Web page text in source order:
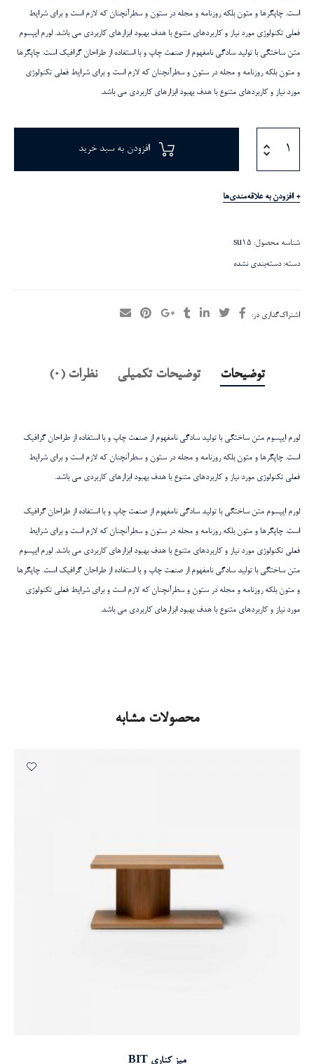
است. چاپگرها و متون بلکه روزنامه و مجله در ستون و سطرآنچنان که لازم است و برای شرایط
فعلی تکنولوژی مورد نیاز و کاربردهای متنوع با هدف بهبود ابزارهای کاربردی می باشد. لورم ایپسوم
متن ساختگی با تولید سادگی نامفهوم از صنعت چاپ و با استفاده از طراحان گرافیک است. چاپگرها
و متون بلکه روزنامه و مجله در ستون و سطرآنچنان که لازم است و برای شرایط فعلی تکنولوژی
مورد نیاز و کاربردهای متنوع با هدف بهبود ابزارهای کاربردی می باشد.
افزودن به سبد خرید
افزودن به علاقه‌مندی‌ها
شناسه محصول: su15
دسته:دسته‌بندی نشده
اشتراک‌گذاری در:
توضیحات توضیحات تکمیلی نظرات (0)
لورم ایپسوم متن ساختگی با تولید سادگی نامفهوم از صنعت چاپ و با استفاده از طراحان گرافیک
است. چاپگرها و متون بلکه روزنامه و مجله در ستون و سطرآنچنان که لازم است و برای شرایط
فعلی تکنولوژی مورد نیاز و کاربردهای متنوع با هدف بهبود ابزارهای کاربردی می باشد.
لورم ایپسوم متن ساختگی با تولید سادگی نامفهوم از صنعت چاپ و با استفاده از طراحان گرافیک
است. چاپگرها و متون بلکه روزنامه و مجله در ستون و سطرآنچنان که لازم است و برای شرایط
فعلی تکنولوژی مورد نیاز و کاربردهای متنوع با هدف بهبود ابزارهای کاربردی می باشد. لورم ایپسوم
متن ساختگی با تولید سادگی نامفهوم از صنعت چاپ و با استفاده از طراحان گرافیک است. چاپگرها
و متون بلکه روزنامه و مجله در ستون و سطرآنچنان که لازم است و برای شرایط فعلی تکنولوژی
مورد نیاز و کاربردهای متنوع با هدف بهبود ابزارهای کاربردی می باشد.
محصولات مشابه
افزودن به سبد خرید
میز کناری BIT